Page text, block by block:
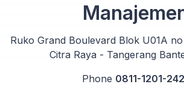
Ruko Grand Boulevard Blok U01A
Citra Raya - Tangerang
Phone 0811-1201-